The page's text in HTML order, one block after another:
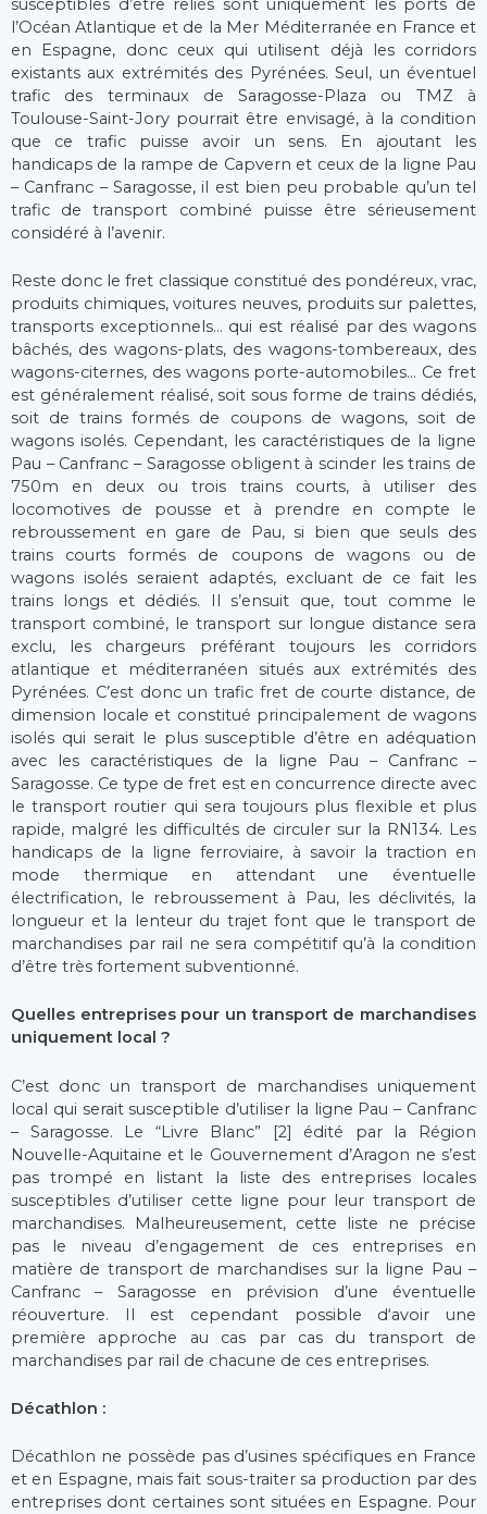
l’Océan Atlantique et de la Mer Méditerranée en France et
en Espagne, donc ceux qui utilisent déjà les corridors
existants aux extrémités des Pyrénées. Seul, un éventuel
trafic des terminaux de Saragosse-Plaza ou TMZ à
Toulouse-Saint-Jory pourrait être envisagé, à la condition
que ce trafic puisse avoir un sens. En ajoutant les
handicaps de la rampe de Capvern et ceux de la ligne Pau
– Canfranc – Saragosse, il est bien peu probable qu’un tel
trafic de transport combiné puisse être sérieusement
considéré à l’avenir.
Reste donc le fret classique constitué des pondéreux, vrac,
produits chimiques, voitures neuves, produits sur palettes,
transports exceptionnels… qui est réalisé par des wagons
bâchés, des wagons-plats, des wagons-tombereaux, des
wagons-citernes, des wagons porte-automobiles… Ce fret
est généralement réalisé, soit sous forme de trains dédiés,
soit de trains formés de coupons de wagons, soit de
wagons isolés. Cependant, les caractéristiques de la ligne
Pau – Canfranc – Saragosse obligent à scinder les trains de
750m en deux ou trois trains courts, à utiliser des
locomotives de pousse et à prendre en compte le
rebroussement en gare de Pau, si bien que seuls des
trains courts formés de coupons de wagons ou de
wagons isolés seraient adaptés, excluant de ce fait les
trains longs et dédiés. Il s’ensuit que, tout comme le
transport combiné, le transport sur longue distance sera
exclu, les chargeurs préférant toujours les corridors
atlantique et méditerranéen situés aux extrémités des
Pyrénées. C’est donc un trafic fret de courte distance, de
dimension locale et constitué principalement de wagons
isolés qui serait le plus susceptible d’être en adéquation
avec les caractéristiques de la ligne Pau – Canfranc –
Saragosse. Ce type de fret est en concurrence directe avec
le transport routier qui sera toujours plus flexible et plus
rapide, malgré les difficultés de circuler sur la RN134. Les
handicaps de la ligne ferroviaire, à savoir la traction en
mode thermique en attendant une éventuelle
électrification, le rebroussement à Pau, les déclivités, la
longueur et la lenteur du trajet font que le transport de
marchandises par rail ne sera compétitif qu’à la condition
d’être très fortement subventionné.
Quelles entreprises pour un transport de marchandises
uniquement local ?
C’est donc un transport de marchandises uniquement
local qui serait susceptible d’utiliser la ligne Pau – Canfranc
– Saragosse. Le “Livre Blanc” [2] édité par la Région
Nouvelle-Aquitaine et le Gouvernement d’Aragon ne s’est
pas trompé en listant la liste des entreprises locales
susceptibles d’utiliser cette ligne pour leur transport de
marchandises. Malheureusement, cette liste ne précise
pas le niveau d’engagement de ces entreprises en
matière de transport de marchandises sur la ligne Pau –
Canfranc – Saragosse en prévision d’une éventuelle
réouverture. Il est cependant possible d‘avoir une
première approche au cas par cas du transport de
marchandises par rail de chacune de ces entreprises.
Décathlon :
Décathlon ne possède pas d’usines spécifiques en France
et en Espagne, mais fait sous-traiter sa production par des
entreprises dont certaines sont situées en Espagne. Pour